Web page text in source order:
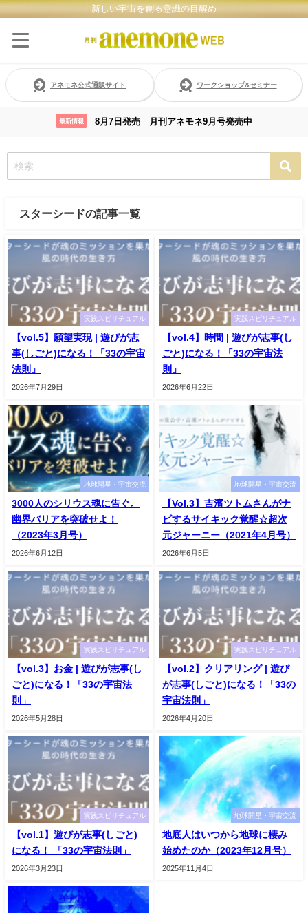
新しい宇宙を創る意識の目醒め
アネモネ公式通販サイト ワークショップ&セミナー
最新情報 8月7日発売 月刊アネモネ9月号発売中
スターシードの記事一覧
実践スピリチュアル
【vol.5】願望実現 | 遊びが志
事(しごと)になる！「33の宇宙
法則」
2026年7月29日
実践スピリチュアル
【vol.4】時間 | 遊びが志事(し
ごと)になる！「33の宇宙法
則」
2026年6月22日
地球開星・宇宙交流
3000人のシリウス魂に告ぐ。
幽界バリアを突破せよ！
（2023年3月号）
2026年6月12日
地球開星・宇宙交流
【Vol.3】吉濱ツトムさんがナ
ビするサイキック覚醒☆超次
元ジャーニー（2021年4月号）
2026年6月5日
実践スピリチュアル
【vol.3】お金 | 遊びが志事(し
ごと)になる！「33の宇宙法
則」
2026年5月28日
実践スピリチュアル
【vol.2】クリアリング | 遊び
が志事(しごと)になる！「33の
宇宙法則」
2026年4月20日
実践スピリチュアル
【vol.1】遊びが志事(しごと)
になる！ 「33の宇宙法則」
2026年3月23日
地球開星・宇宙交流
地底人はいつから地球に棲み
始めたのか（2023年12月号）
2025年11月4日